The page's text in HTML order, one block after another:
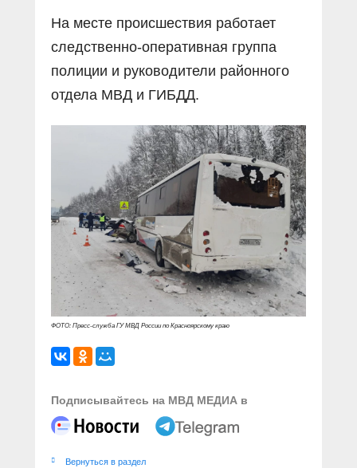
На месте происшествия работает
следственно-оперативная группа
полиции и руководители районного
отдела МВД и ГИБДД.
ФОТО: Пресс-служба ГУ МВД России по Красноярскому краю
Подписывайтесь на МВД МЕДИА в
Вернуться в раздел